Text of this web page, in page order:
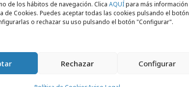
de los hábitos de navegación. Clica AQUÍpara más información
de Cookies. Puedes aceptar todas las cookies pulsando el botón
o rechazar su uso pulsando el botón "Configurar".
Rechazar Configurar